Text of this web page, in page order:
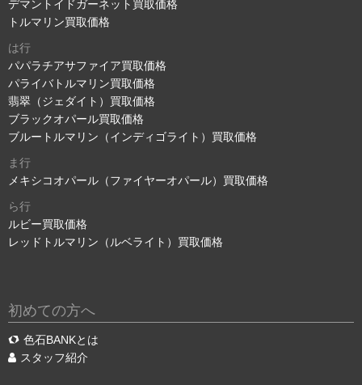
デマントイドガーネット買取価格
トルマリン買取価格
は行
パパラチアサファイア買取価格
パライバトルマリン買取価格
翡翠（ジェダイト）買取価格
ブラックオパール買取価格
ブルートルマリン（インディゴライト）買取価格
ま行
メキシコオパール（ファイヤーオパール）買取価格
ら行
ルビー買取価格
レッドトルマリン（ルベライト）買取価格
初めての方へ
色石BANKとは
スタッフ紹介